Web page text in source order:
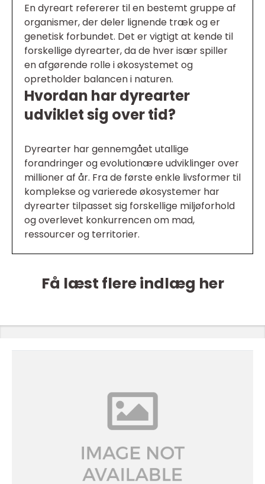
En dyreart refererer til en bestemt gruppe af
organismer, der deler lignende træk og er
genetisk forbundet. Det er vigtigt at kende til
forskellige dyrearter, da de hver især spiller
en afgørende rolle i økosystemet og
opretholder balancen i naturen.
Hvordan har dyrearter
udviklet sig over tid?
Dyrearter har gennemgået utallige
forandringer og evolutionære udviklinger over
millioner af år. Fra de første enkle livsformer til
komplekse og varierede økosystemer har
dyrearter tilpasset sig forskellige miljøforhold
og overlevet konkurrencen om mad,
ressourcer og territorier.
Få læst flere indlæg her